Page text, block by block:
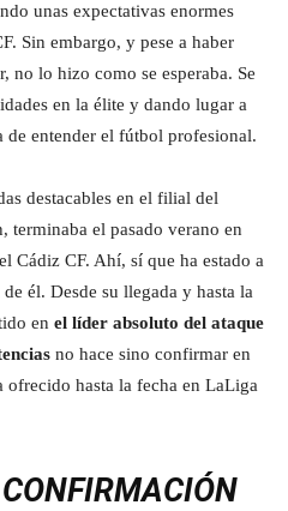
unas expectativas enormes
Sin embargo, y pese a haber
no lo hizo como se esperaba. Se
en la élite y dando lugar a
de entender el fútbol profesional.
destacables en el filial del
terminaba el pasado verano en
Cádiz CF. Ahí, sí que ha estado a
él. Desde su llegada y hasta la
en el líder absoluto del ataque
no hace sino confirmar en
hasta la fecha en LaLiga